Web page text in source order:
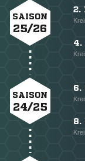
SAISON
25/26
2.
4.
SAISON
24/25
6.
8.